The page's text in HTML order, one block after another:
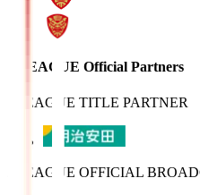
J.LEAGUE Official Partners
J.LEAGUE TITLE PARTNER
J.LEAGUE OFFICIAL